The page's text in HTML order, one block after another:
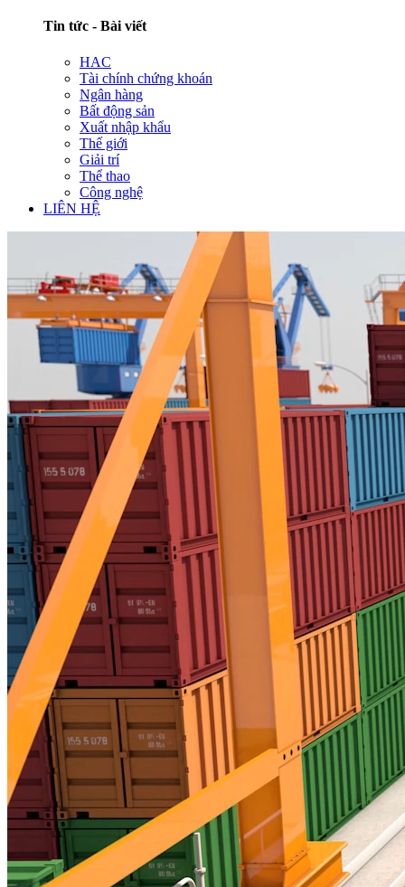
Tin tức - Bài viết
HAC
Tài chính chứng khoán
Ngân hàng
Bất động sản
Xuất nhập khẩu
Thế giới
Giải trí
Thể thao
Công nghệ
LIÊN HỆ
XUẤT NHẬP KHẨU - CUỐI TUẦN
PHÁT TRIỂN HỆ THỐNG CẢNG XANH, THÔNG MINH
Nguồn: SCTV8 - VITV
21:35 ngày 06/12/2025
Bắt đầu tại